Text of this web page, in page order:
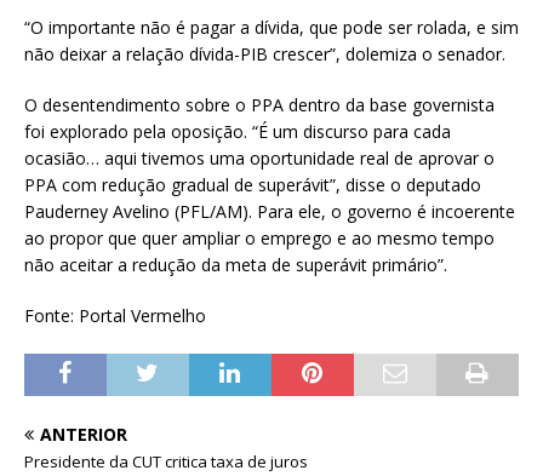
“O importante não é pagar a dívida, que pode ser rolada, e sim
não deixar a relação dívida-PIB crescer”, dolemiza o senador.
O desentendimento sobre o PPA dentro da base governista
foi explorado pela oposição. “É um discurso para cada
ocasião… aqui tivemos uma oportunidade real de aprovar o
PPA com redução gradual de superávit”, disse o deputado
Pauderney Avelino (PFL/AM). Para ele, o governo é incoerente
ao propor que quer ampliar o emprego e ao mesmo tempo
não aceitar a redução da meta de superávit primário”.
Fonte: Portal Vermelho
ANTERIOR
Presidente da CUT critica taxa de juros